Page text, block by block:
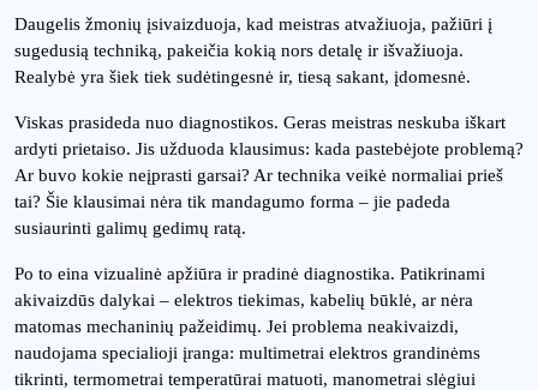
Daugelis žmonių įsivaizduoja, kad meistras atvažiuoja, pažiūri į
sugedusią techniką, pakeičia kokią nors detalę ir išvažiuoja.
Realybė yra šiek tiek sudėtingesnė ir, tiesą sakant, įdomesnė.
Viskas prasideda nuo diagnostikos. Geras meistras neskuba iškart
ardyti prietaiso. Jis užduoda klausimus: kada pastebėjote problemą?
Ar buvo kokie neįprasti garsai? Ar technika veikė normaliai prieš
tai? Šie klausimai nėra tik mandagumo forma – jie padeda
susiaurinti galimų gedimų ratą.
Po to eina vizualinė apžiūra ir pradinė diagnostika. Patikrinami
akivaizdūs dalykai – elektros tiekimas, kabelių būklė, ar nėra
matomas mechaninių pažeidimų. Jei problema neakivaizdi,
naudojama specialioji įranga: multimetrai elektros grandinėms
tikrinti, termometrai temperatūrai matuoti, manometrai slėgiui